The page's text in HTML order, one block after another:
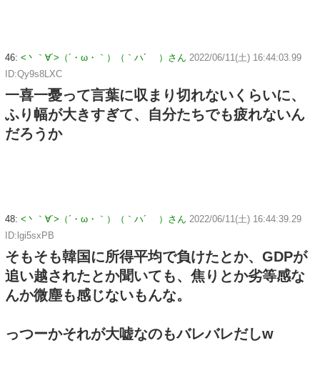
46: <丶｀∀´>（´・ω・｀）（｀ハ´ ）さん 2022/06/11(土) 16:44:03.99
ID:Qy9s8LXC
一喜一憂って言葉に収まり切れないくらいに、
ふり幅が大きすぎて、自分たちでも疲れないん
だろうか
48: <丶｀∀´>（´・ω・｀）（｀ハ´ ）さん 2022/06/11(土) 16:44:39.29
ID:lgi5sxPB
そもそも韓国に所得平均で負けたとか、GDPが
追い越されたとか聞いても、焦りとか劣等感な
んか微塵も感じないもんな。
っつーかそれが大嘘なのもバレバレだしw